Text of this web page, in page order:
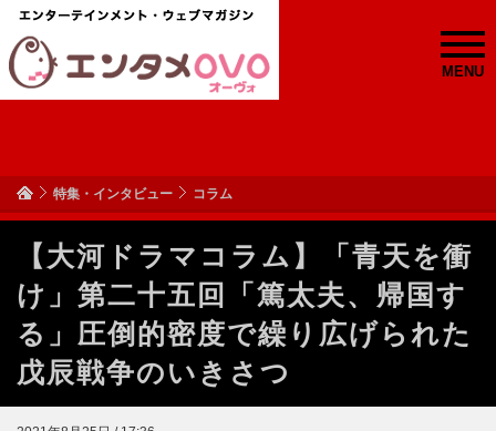
MENU
特集・インタビュー コラム
【大河ドラマコラム】「青天を衝
け」第二十五回「篤太夫、帰国す
る」圧倒的密度で繰り広げられた
戊辰戦争のいきさつ